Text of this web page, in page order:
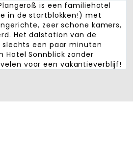
is een familiehotel
in de startblokken!) met
zeer schone kamers,
Het dalstation van de
een paar minuten
Hotel Sonnblick zonder
voor een vakantieverblijf!